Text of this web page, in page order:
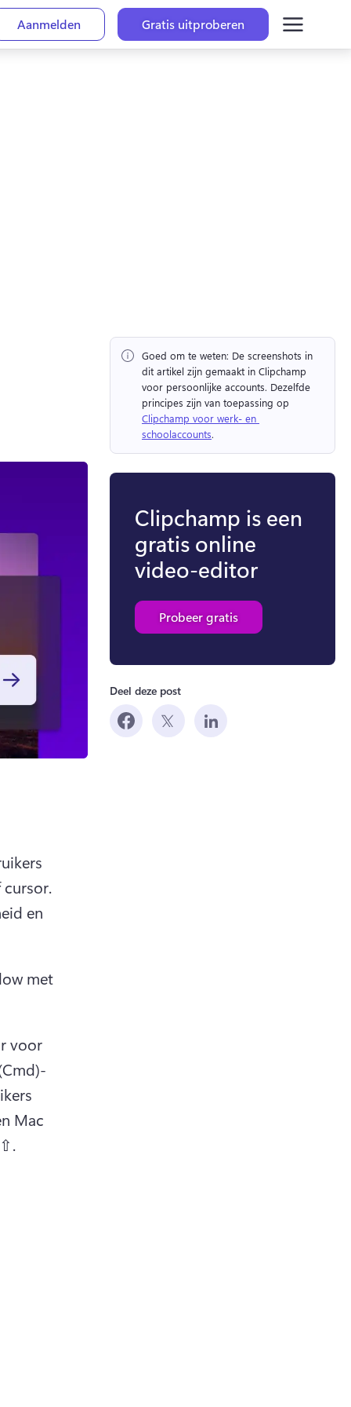
Aanmelden Gratis uitproberen
en
met
voor
Mac
Goed om te weten: De screenshots in
dit artikel zijn gemaakt in Clipchamp
voor persoonlijke accounts. Dezelfde
Clipchamp voor werk- en
schoolaccounts.
Clipchamp is een
gratis online
video-editor
Probeer gratis
Deel deze post